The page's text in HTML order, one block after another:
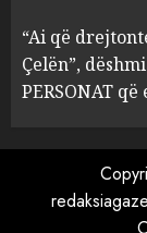
4
“Ai që
Çelën”,
PERSONAT